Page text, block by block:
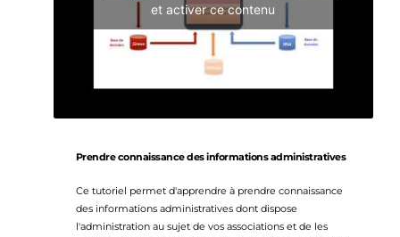
et activer ce contenu
Prendre connaissance des informations administratives
Ce tutoriel permet d'apprendre à prendre connaissance
des informations administratives dont dispose
l'administration au sujet de vos associations et de les